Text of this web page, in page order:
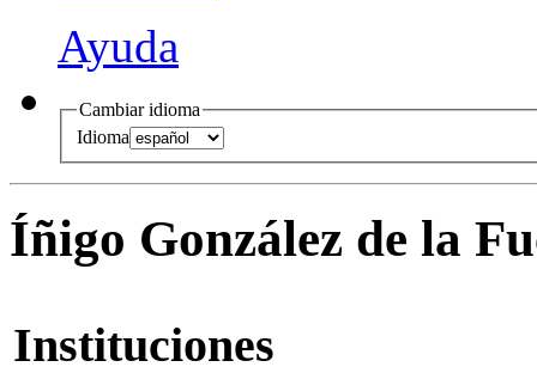
Ayuda
Cambiar idioma
Idioma
Íñigo González de la
Instituciones